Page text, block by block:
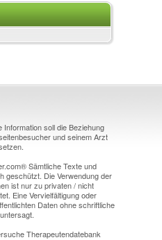
Information soll die Beziehung
und seinem Arzt
Sämtliche Texte und
geschützt. Die Verwendung der
ist nur zu privaten / nicht
Eine Vervielfältigung oder
Daten ohne schriftliche
Therapeutendatebank